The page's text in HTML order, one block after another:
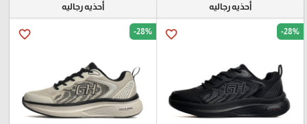
أحذيه رجاليه
favorite_border -28%
أحذيه رجاليه
favorite_border -28%